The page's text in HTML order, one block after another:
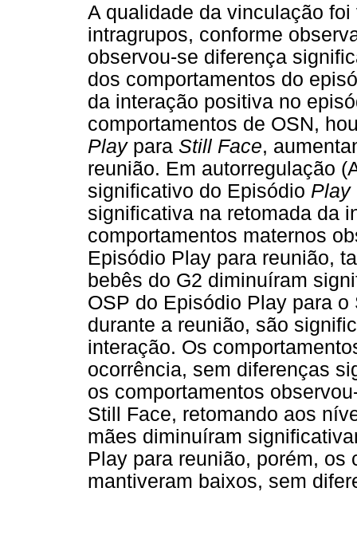
A qualidade da vinculação
intragrupos, conforme
observou-se diferença
dos comportamentos do
da interação positiva no
comportamentos de OSN,
Playpara Still Face,
reunião. Em autorregulação
significativo do Episódio Play
significativa na retomada da
comportamentos maternos
Episódio Play para reunião,
bebês do G2 diminuíram
OSP do Episódio Play para
durante a reunião, são
interação. Os
ocorrência, sem diferenças
os comportamentos
Still Face, retomando aos
mães diminuíram
Play para reunião, porém, os
mantiveram baixos, sem